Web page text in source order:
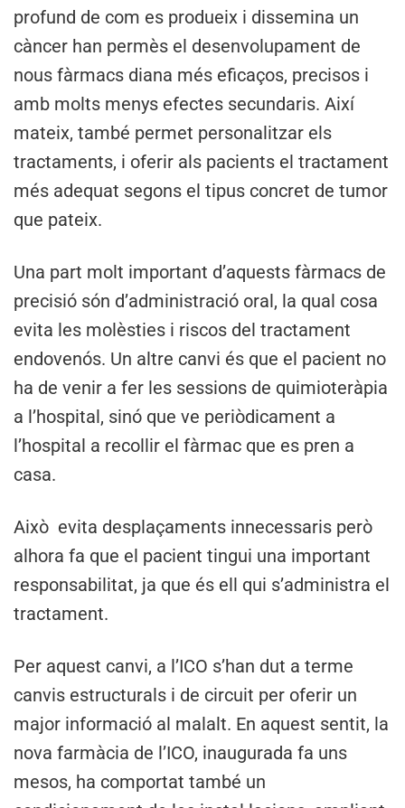
profund de com es produeix i dissemina un
càncer han permès el desenvolupament de
nous fàrmacs diana més eficaços, precisos i
amb molts menys efectes secundaris. Així
mateix, també permet personalitzar els
tractaments, i oferir als pacients el tractament
més adequat segons el tipus concret de tumor
que pateix.
Una part molt important d’aquests fàrmacs de
precisió són d’administració oral, la qual cosa
evita les molèsties i riscos del tractament
endovenós. Un altre canvi és que el pacient no
ha de venir a fer les sessions de quimioteràpia
a l’hospital, sinó que ve periòdicament a
l’hospital a recollir el fàrmac que es pren a
casa.
Això evita desplaçaments innecessaris però
alhora fa que el pacient tingui una important
responsabilitat, ja que és ell qui s’administra el
tractament.
Per aquest canvi, a l’ICO s’han dut a terme
canvis estructurals i de circuit per oferir un
major informació al malalt. En aquest sentit, la
nova farmàcia de l’ICO, inaugurada fa uns
mesos, ha comportat també un